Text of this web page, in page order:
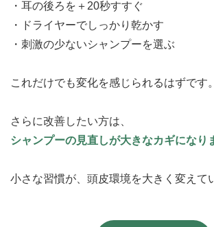
・耳の後ろを＋20秒すすぐ
・ドライヤーでしっかり乾かす
・刺激の少ないシャンプーを選ぶ
これだけでも変化を感じられるはずです。
さらに改善したい方は、
シャンプーの見直しが大きなカギになり
小さな習慣が、頭皮環境を大きく変えて